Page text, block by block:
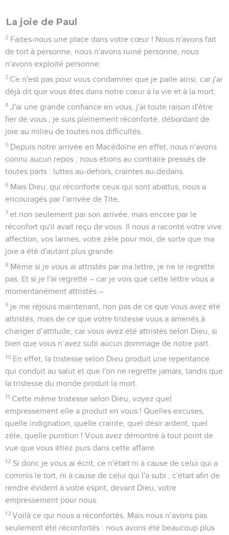
La joie de Paul
2 Faites-nous une place dans votre cœur ! Nous n'avons fait
de tort à personne, nous n'avons ruiné personne, nous
n'avons exploité personne.
3 Ce n'est pas pour vous condamner que je parle ainsi, car j'ai
déjà dit que vous êtes dans notre cœur à la vie et à la mort.
4 J'ai une grande confiance en vous, j'ai toute raison d'être
fier de vous ; je suis pleinement réconforté, débordant de
joie au milieu de toutes nos difficultés.
5 Depuis notre arrivée en Macédoine en effet, nous n'avons
connu aucun repos ; nous étions au contraire pressés de
toutes parts : luttes au-dehors, craintes au-dedans.
6 Mais Dieu, qui réconforte ceux qui sont abattus, nous a
encouragés par l'arrivée de Tite,
7 et non seulement par son arrivée, mais encore par le
réconfort qu'il avait reçu de vous. Il nous a raconté votre vive
affection, vos larmes, votre zèle pour moi, de sorte que ma
joie a été d'autant plus grande.
8 Même si je vous ai attristés par ma lettre, je ne le regrette
pas. Et si je l'ai regretté – car je vois que cette lettre vous a
momentanément attristés –
9 je me réjouis maintenant, non pas de ce que vous avez été
attristés, mais de ce que votre tristesse vous a amenés à
changer d’attitude, car vous avez été attristés selon Dieu, si
bien que vous n’avez subi aucun dommage de notre part.
10 En effet, la tristesse selon Dieu produit une repentance
qui conduit au salut et que l'on ne regrette jamais, tandis que
la tristesse du monde produit la mort.
11 Cette même tristesse selon Dieu, voyez quel
empressement elle a produit en vous ! Quelles excuses,
quelle indignation, quelle crainte, quel désir ardent, quel
zèle, quelle punition ! Vous avez démontré à tout point de
vue que vous étiez purs dans cette affaire.
12 Si donc je vous ai écrit, ce n'était ni à cause de celui qui a
commis le tort, ni à cause de celui qui l'a subi ; c'était afin de
rendre évident à votre esprit, devant Dieu, votre
empressement pour nous.
13 Voilà ce qui nous a réconfortés. Mais nous n’avons pas
seulement été réconfortés : nous avons été beaucoup plus